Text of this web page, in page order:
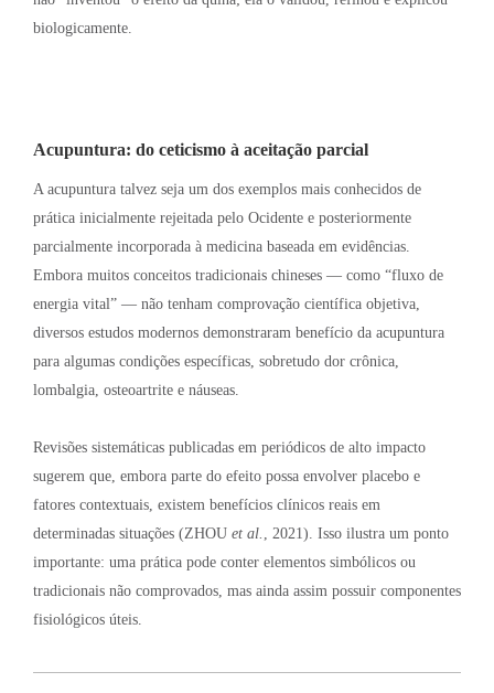
biologicamente.
Acupuntura: do ceticismo à aceitação parcial
A acupuntura talvez seja um dos exemplos mais conhecidos de
prática inicialmente rejeitada pelo Ocidente e posteriormente
parcialmente incorporada à medicina baseada em evidências.
Embora muitos conceitos tradicionais chineses — como “fluxo de
energia vital” — não tenham comprovação científica objetiva,
diversos estudos modernos demonstraram benefício da acupuntura
para algumas condições específicas, sobretudo dor crônica,
lombalgia, osteoartrite e náuseas.
Revisões sistemáticas publicadas em periódicos de alto impacto
sugerem que, embora parte do efeito possa envolver placebo e
fatores contextuais, existem benefícios clínicos reais em
determinadas situações (ZHOU et al. , 2021). Isso ilustra um ponto
importante: uma prática pode conter elementos simbólicos ou
tradicionais não comprovados, mas ainda assim possuir componentes
fisiológicos úteis.